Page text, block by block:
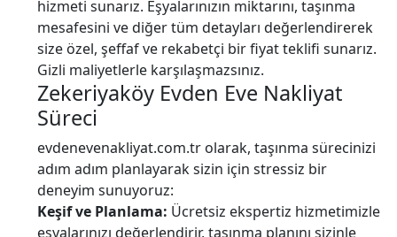
hizmeti sunarız. Eşyalarınızın miktarını, taşınma
mesafesini ve diğer tüm detayları değerlendirerek
size özel, şeffaf ve rekabetçi bir fiyat teklifi sunarız.
Gizli maliyetlerle karşılaşmazsınız.
Zekeriyaköy Evden Eve Nakliyat
Süreci
evdenevenakliyat.com.tr olarak, taşınma sürecinizi
adım adım planlayarak sizin için stressiz bir
deneyim sunuyoruz:
Keşif ve Planlama: Ücretsiz ekspertiz hizmetimizle
eşyalarınızı değerlendirir, taşınma planını sizinle